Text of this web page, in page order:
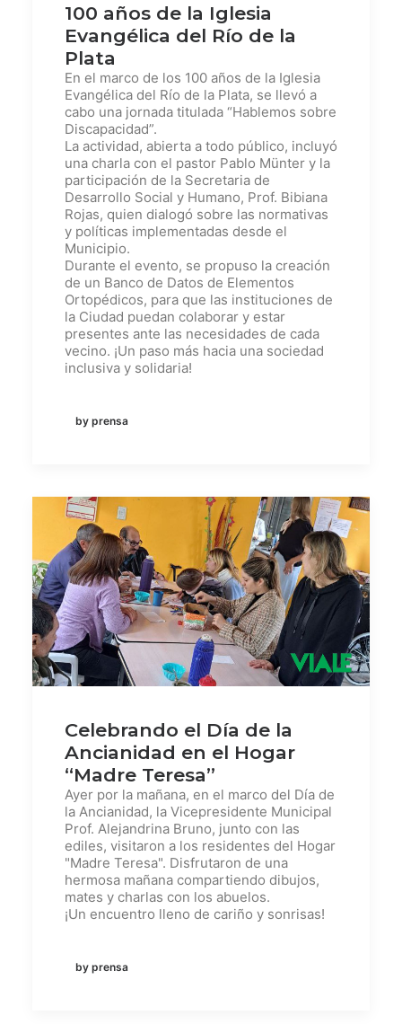
100 años de la Iglesia
Evangélica del Río de la
Plata
En el marco de los 100 años de la Iglesia
Evangélica del Río de la Plata, se llevó a
cabo una jornada titulada “Hablemos sobre
Discapacidad”.
La actividad, abierta a todo público, incluyó
una charla con el pastor Pablo Münter y la
participación de la Secretaria de
Desarrollo Social y Humano, Prof. Bibiana
Rojas, quien dialogó sobre las normativas
y políticas implementadas desde el
Municipio.
Durante el evento, se propuso la creación
de un Banco de Datos de Elementos
Ortopédicos, para que las instituciones de
la Ciudad puedan colaborar y estar
presentes ante las necesidades de cada
vecino. ¡Un paso más hacia una sociedad
inclusiva y solidaria!
by prensa
Celebrando el Día de la
Ancianidad en el Hogar
“Madre Teresa”
Ayer por la mañana, en el marco del Día de
la Ancianidad, la Vicepresidente Municipal
Prof. Alejandrina Bruno, junto con las
ediles, visitaron a los residentes del Hogar
"Madre Teresa". Disfrutaron de una
hermosa mañana compartiendo dibujos,
mates y charlas con los abuelos.
¡Un encuentro lleno de cariño y sonrisas!
by prensa